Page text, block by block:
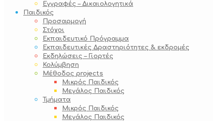
Εγγραφές – Δικαιολογητικά
Παιδικός
Προσαρμογή
Στόχοι
Εκπαιδευτικό Πρόγραμμα
Εκπαιδευτικές Δραστηριότητες & εκδρομές
Εκδηλώσεις – Γιορτές
Κολύμβηση
Μέθοδος projects
Μικρός Παιδικός
Μεγάλος Παιδικός
Τμήματα
Μικρός Παιδικός
Μεγάλος Παιδικός